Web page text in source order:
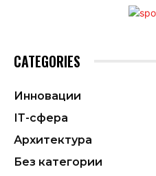
CATEGORIES
Инновации
ІТ-сфера
Архитектура
Без категории